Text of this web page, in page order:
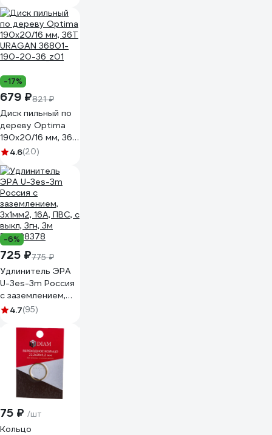
бензорезчиков
Stihl MONOGRAM
087-423
-17%
679 ₽821 ₽
Диск пильный по
дереву Optima
190х20/16 мм, 36Т
URAGAN 36801-
4.6(20)
-6%
725 ₽775 ₽
Удлинитель ЭРА
U-3es-3m Россия
с заземлением,
3x1мм2, 16A, ПВС, с
Б0028378
4.7(95)
75 ₽ /шт
Кольцо